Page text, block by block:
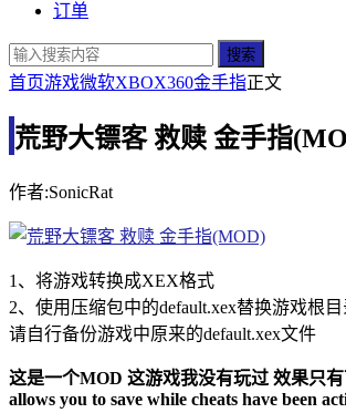
订单
搜索
首页游戏微软XBOX360金手指正文
荒野大镖客 救赎 金手指
作者:SonicRat
1、将游戏转换成XEX格式
2、使用压缩包中的default.xex替换游戏根
请自行备份游戏中原来的default.xex文件
这是一个MOD 这游戏我没有玩过 效果只
allows you to save while cheats have been